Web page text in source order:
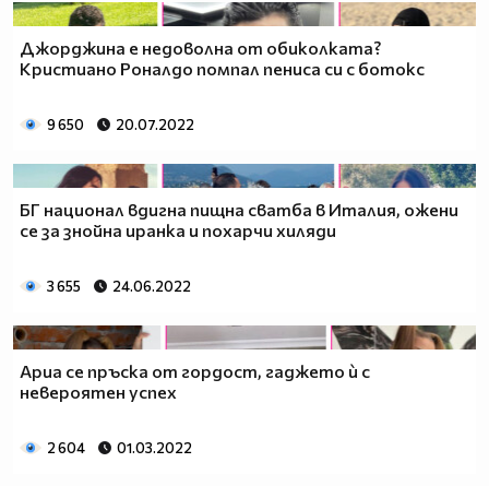
Джорджина е недоволна от обиколката?
Кристиано Роналдо помпал пениса си с ботокс
9 650 20.07.2022
БГ национал вдигна пищна сватба в Италия, ожени
се за знойна иранка и похарчи хиляди
3 655 24.06.2022
Ариа се пръска от гордост, гаджето ѝ с
невероятен успех
2 604 01.03.2022